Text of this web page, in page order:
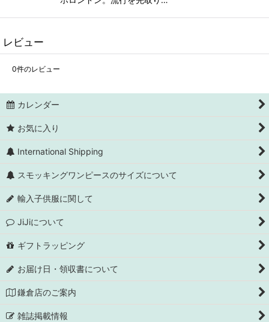
レビュー
0件のレビュー
カレンダー
お気に入り
International Shipping
スモッキングワンピースのサイズについて
輸入子供服に関して
JiJiについて
ギフトラッピング
お届け日・領収書について
鎌倉店のご案内
雑誌掲載情報